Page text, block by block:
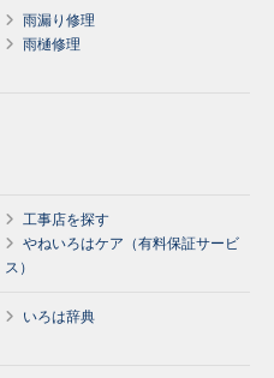
雨漏り修理
雨樋修理
工事店を探す
やねいろはケア（有料保証サービ
ス）
いろは辞典